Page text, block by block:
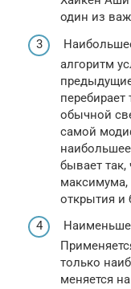
один из
алгоритм
обычной
самой
бывает так,
максимума,
открытия и
только
меняется